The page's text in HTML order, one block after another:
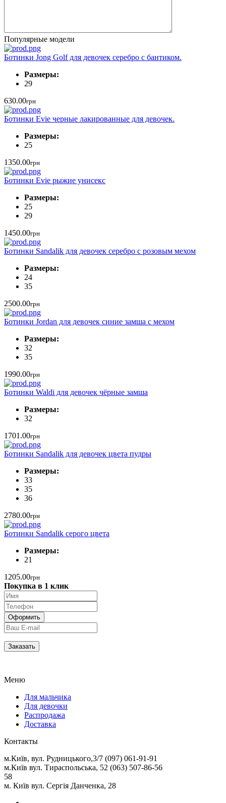
Популярные модели
Ботинки Jong Golf для девочек серебро с бантиком.
Размеры:
29
630.00грн
Ботинки Evie черные лакированные для девочек.
Размеры:
25
1350.00грн
Ботинки Evie рыжие унисекс
Размеры:
25
29
1450.00грн
Ботинки Sandalik для девочек серебро с розовым мехом
Размеры:
24
35
2500.00грн
Ботинки Jordan для девочек синие замша с мехом
Размеры:
32
35
1990.00грн
Ботинки Waldi для девочек чёрные замша
Размеры:
32
1701.00грн
Ботинки Sandalik для девочек цвета пудры
Размеры:
33
35
36
2780.00грн
Ботинки Sandalik серого цвета
Размеры:
21
1205.00грн
Покупка в 1 клик
Меню
Для мальчика
Для девочки
Распродажа
Доставка
Контакты
м.Київ, вул. Рудницького,3/7 (097) 061-91-91
м.Київ вул. Тираспольська, 52 (063) 507-86-56
58
м. Київ вул. Сергія Данченка, 28